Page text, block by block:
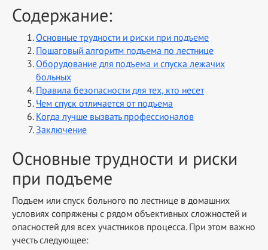
Содержание:
Основные трудности и риски при подъеме
Пошаговый алгоритм подъема по лестнице
Оборудование для подъема и спуска лежачих
больных
Правила безопасности для тех, кто несет
Чем спуск отличается от подъема
Когда лучше вызвать профессионалов
Заключение
Основные трудности и риски
при подъеме
Подъем или спуск больного по лестнице в домашних
условиях сопряжены с рядом объективных сложностей и
опасностей для всех участников процесса. При этом важно
учесть следующее: